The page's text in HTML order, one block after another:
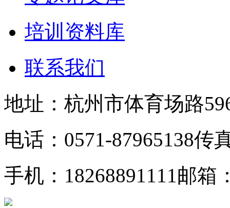
培训资料库
联系我们
地址：杭州市体育场路
电话：0571-87965138传
手机：18268891111邮箱